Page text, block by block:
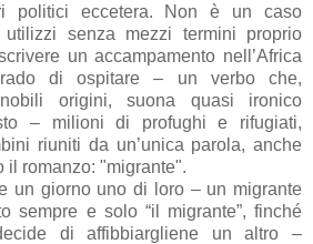
politici eccetera. Non è un caso
senza mezzi termini proprio
un accampamento nell’Africa
di ospitare – un verbo che,
origini, suona quasi ironico
– milioni di profughi e rifugiati,
riuniti da un’unica parola, anche
il romanzo: "migrante".
un giorno uno di loro – un migrante
sempre e solo “il migrante”, finché
di affibbiargliene un altro –